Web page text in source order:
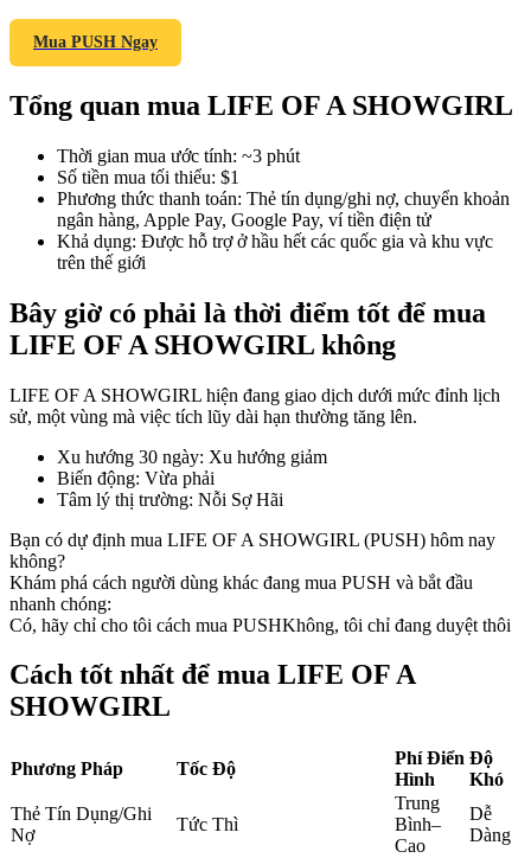
COIN-M Futures
TradFi
Phái sinh cổ phiếu, ngoại hối, kim loại quý và hàng hóa
USDC Futures vĩnh cửu
Futures sử dụng USDC làm tài sản thế chấp
Tham gia cùng các nhà giao dịch hàng đầu
Mua PUSH Ngay
Tổng quan mua LIFE OF A SHOWGIRL
Thời gian mua ước tính: ~3 phút
Số tiền mua tối thiểu: $1
Phương thức thanh toán: Thẻ tín dụng/ghi nợ, chuyển khoản
ngân hàng, Apple Pay, Google Pay, ví tiền điện tử
Khả dụng: Được hỗ trợ ở hầu hết các quốc gia và khu vực
trên thế giới
Bây giờ có phải là thời điểm tốt để mua
LIFE OF A SHOWGIRL không
LIFE OF A SHOWGIRL hiện đang giao dịch dưới mức đỉnh lịch
sử, một vùng mà việc tích lũy dài hạn thường tăng lên.
Xu hướng 30 ngày: Xu hướng giảm
Biến động: Vừa phải
Tâm lý thị trường: Nỗi Sợ Hãi
Bạn có dự định mua LIFE OF A SHOWGIRL (PUSH) hôm nay
không?
Khám phá cách người dùng khác đang mua PUSH và bắt đầu
nhanh chóng:
Có, hãy chỉ cho tôi cách mua PUSHKhông, tôi chỉ đang duyệt thôi
Cách tốt nhất để mua LIFE OF A
SHOWGIRL
Phương Pháp Tốc Độ
Phí Điển
Hình
Độ
Khó
Thẻ Tín Dụng/Ghi
Nợ
Tức Thì
Trung
Bình–
Cao
Dễ
Dàng